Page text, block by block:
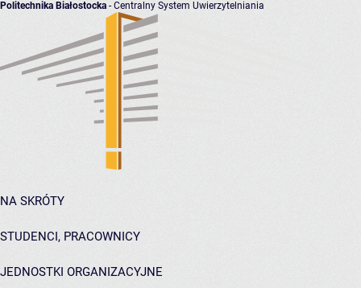
Politechnika Białostocka - Centralny System Uwierzytelniania
NA SKRÓTY
STUDENCI, PRACOWNICY
JEDNOSTKI ORGANIZACYJNE